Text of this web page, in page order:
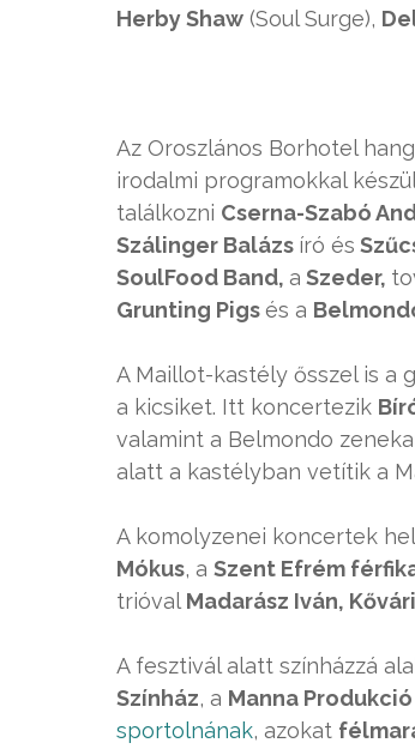
Herby Shaw (Soul Surge),
Az Oroszlános Borhotel
irodalmi programokkal
találkozni Cserna-Szabó
Szálinger Balázs író és
SoulFood Band, a Szeder,
Grunting Pigsés a
A Maillot-kastély ősszel is a
a kicsiket. Itt koncertezik
valamint a Belmondo
alatt a kastélyban vetítik a
A komolyzenei koncertek
Mókus, a Szent Efrém
trióval Madarász Iván,
A fesztivál alatt színházzá
Színház, a Manna Produkció
sportolnának, azokat